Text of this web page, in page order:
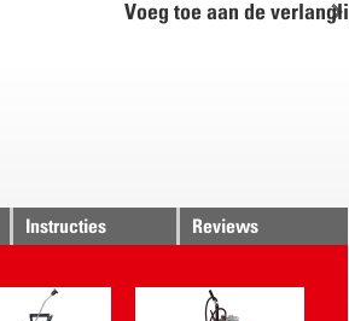
Voeg toe aan de
Instructies Reviews